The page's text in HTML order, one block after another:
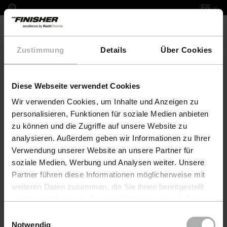
Zustimmung Details Über Cookies
Diese Webseite verwendet Cookies
Wir verwenden Cookies, um Inhalte und Anzeigen zu
personalisieren, Funktionen für soziale Medien anbieten
zu können und die Zugriffe auf unsere Website zu
analysieren. Außerdem geben wir Informationen zu Ihrer
Verwendung unserer Website an unsere Partner für
soziale Medien, Werbung und Analysen weiter. Unsere
Partner führen diese Informationen möglicherweise mit
weiteren Daten zusammen, die Sie ihnen bereitgestellt
Einstellungen zu den Cookies finden Sie unter
Notwendig
ES
COLOURLOCK Leather Fresh Colour & Protect Set